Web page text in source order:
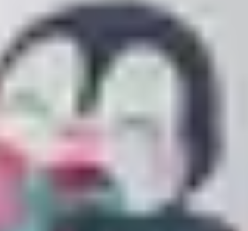
impact des mutuelles pro